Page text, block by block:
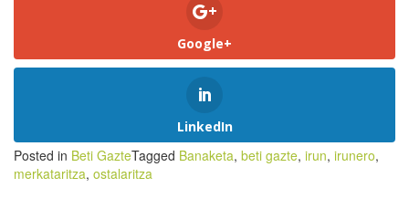
Google+
LinkedIn
Posted in Beti GazteTagged Banaketa, beti gazte, irun, irunero,
merkataritza, ostalaritza